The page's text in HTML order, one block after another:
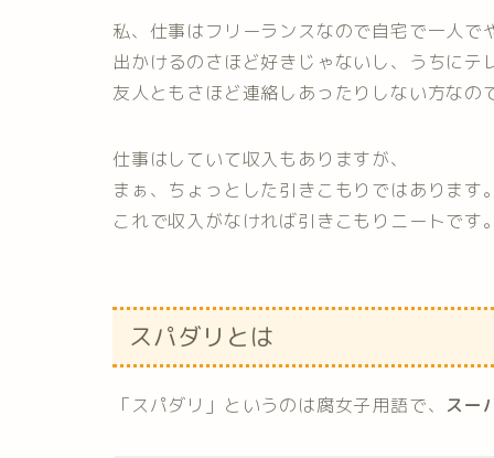
私、仕事はフリーランスなので自宅で一人で
出かけるのさほど好きじゃないし、うちにテ
友人ともさほど連絡しあったりしない方なの
仕事はしていて収入もありますが、
まぁ、ちょっとした引きこもりではあります
これで収入がなければ引きこもりニートです
スパダリとは
「スパダリ」というのは腐女子用語で、 スー